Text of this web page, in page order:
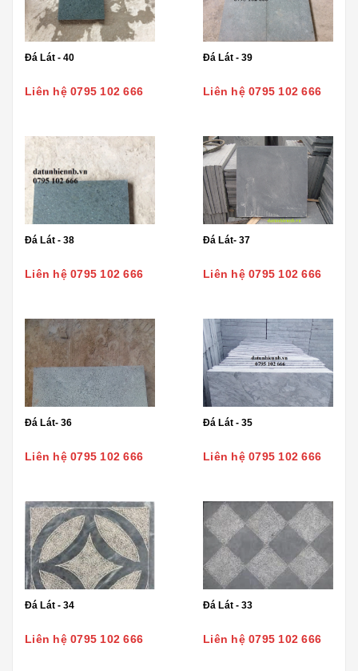
Đá Lát - 40
Liên hệ 0795 102 666
Đá Lát - 39
Liên hệ 0795 102 666
Đá Lát - 38
Liên hệ 0795 102 666
Đá Lát- 37
Liên hệ 0795 102 666
Đá Lát- 36
Liên hệ 0795 102 666
Đá Lát - 35
Liên hệ 0795 102 666
Đá Lát - 34
Liên hệ 0795 102 666
Đá Lát - 33
Liên hệ 0795 102 666